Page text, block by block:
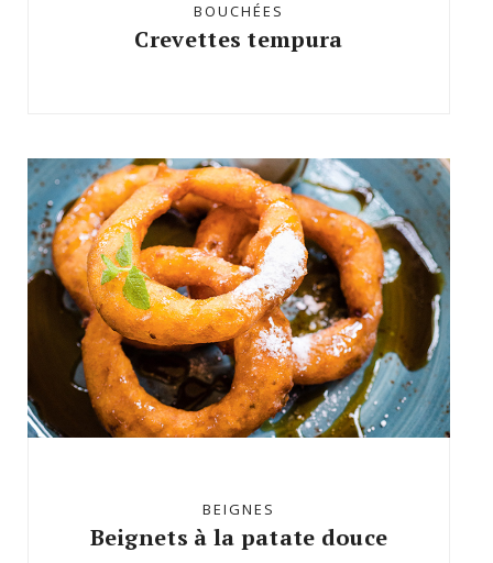
BOUCHÉES
Crevettes tempura
BEIGNES
Beignets à la patate douce